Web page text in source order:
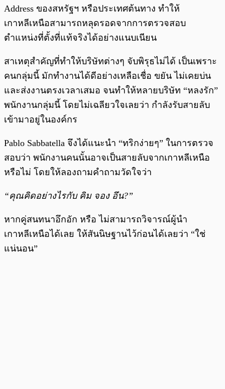
Address ของสหรัฐฯ หรือประเทศต้นทาง ทำให้
เกาหลีเหนือสามารถหลุดรอดจากการตรวจสอบ
ตำแหน่งที่ตั้งที่แท้จริงได้อย่างแนบเนียน
สาเหตุสำคัญที่ทำให้บริษัทต่างๆ จับพิรุธไม่ได้ เป็นเพราะ
คนกลุ่มนี้ มักทำงานได้ดีอย่างเหลือเชื่อ ขยัน ไม่เคยบ่น
และส่งงานตรงเวลาเสมอ จนทำให้หลายบริษัท “หลงรัก”
พนักงานกลุ่มนี้ โดยไม่เฉลียวใจเลยว่า กำลังรับสายลับ
เข้ามาอยู่ในองค์กร
Pablo Sabbatella จึงได้แนะนำ “ทริกง่ายๆ” ในการตรวจ
สอบว่า พนักงานคนนั้นอาจเป็นสายลับจากเกาหลีเหนือ
หรือไม่ โดยให้ลองถามคำถามวัดใจว่า
“คุณคิดอย่างไรกับ คิม จอง อึน?”
หากคู่สนทนาอึกอัก หรือ ไม่สามารถวิจารณ์ผู้นำ
เกาหลีเหนือได้เลย ให้สันนิษฐานไว้ก่อนได้เลยว่า “ใช่
แน่นอน”